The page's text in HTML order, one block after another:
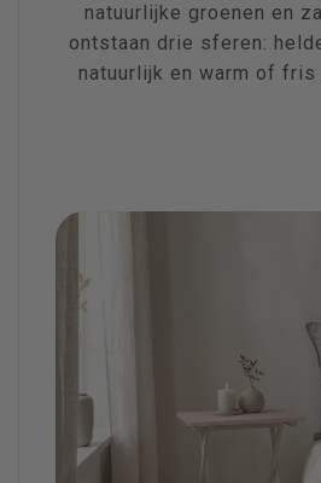
natuurlijke groenen en
ontstaan drie sferen:
natuurlijk en warm of